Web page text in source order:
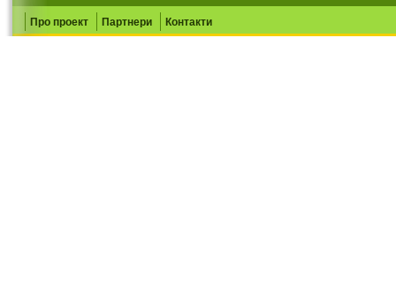
Про проект Партнери Контакти